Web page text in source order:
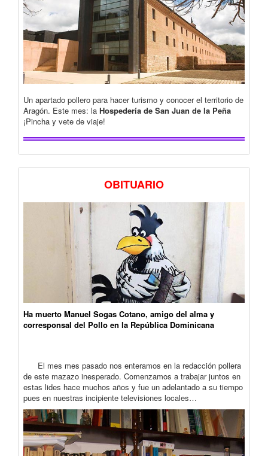
Un apartado pollero para hacer turismo y conocer el territorio de
Aragón. Este mes: la Hospedería de San Juan de la Peña
¡Pincha y vete de viaje!
OBITUARIO
Ha muerto Manuel Sogas Cotano, amigo del alma y
corresponsal del Pollo en la República Dominicana
El mes mes pasado nos enteramos en la redacción pollera
de este mazazo inesperado. Comenzamos a trabajar juntos en
estas lides hace muchos años y fue un adelantado a su tiempo
pues en nuestras incipiente televisiones locales…